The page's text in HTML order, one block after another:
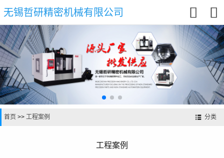
无锡哲研精密机械有限公司 

分类
首页 >> 工程案例
工程案例